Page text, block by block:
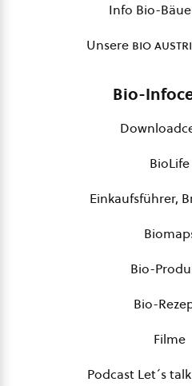
Info Bio-
Unsere bio
Bio-
BioLife
Einkaufsführer,
Bio-
Bio-
Filme
Podcast Let´s